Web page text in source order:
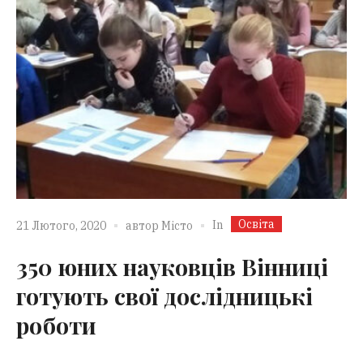
21 Лютого, 2020 автор Місто In Освіта
350 юних науковців Вінниці
готують свої дослідницькі
роботи